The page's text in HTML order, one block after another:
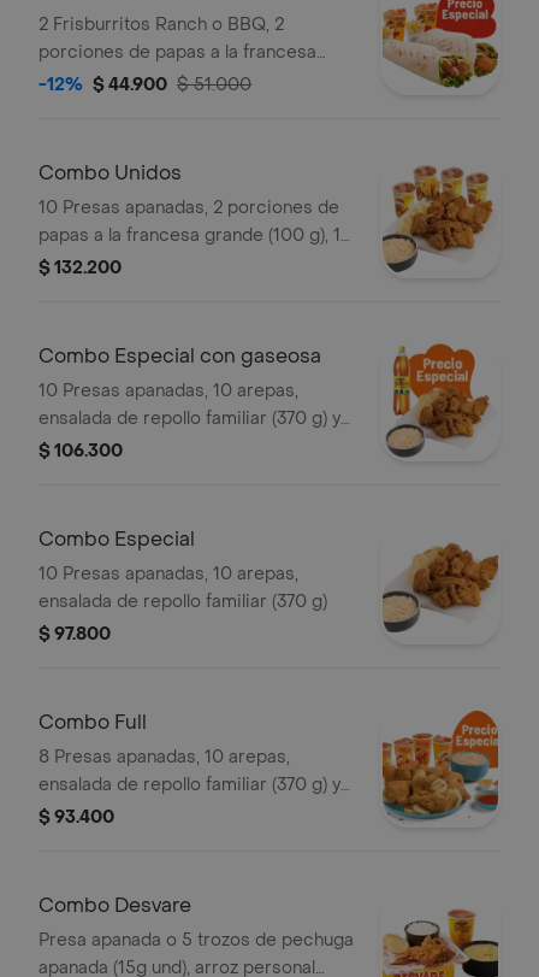
Frisburritos
2 Frisburritos Ranch o BBQ, 2
porciones de papas a la francesa
mediana (60 g und) y 2 gaseosas (325
-12% $ 44.900 $ 51.000
Combo Unidos
10 Presas apanadas, 2 porciones de
papas a la francesa grande (100 g), 1
porción de yuca stick (10 und),
$ 132.200
Combo Especial con gaseosa
10 Presas apanadas, 10 arepas,
ensalada de repollo familiar (370 g) y
gaseosa (1.5 litros)
$ 106.300
Combo Especial
10 Presas apanadas, 10 arepas,
ensalada de repollo familiar (370 g)
$ 97.800
Combo Full
8 Presas apanadas, 10 arepas,
ensalada de repollo familiar (370 g) y
gaseosa (1.5 litros)
$ 93.400
Combo Desvare
Presa apanada o 5 trozos de pechuga
apanada (15g und), arroz personal